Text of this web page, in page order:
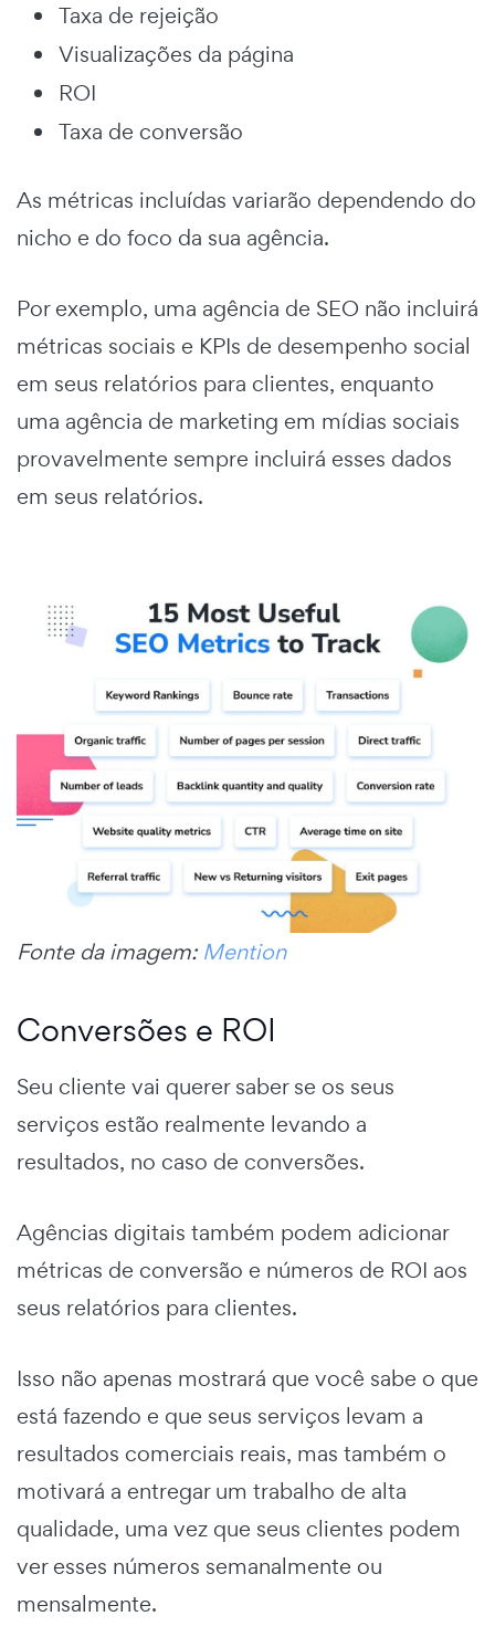
Taxa de rejeição
Visualizações da página
ROI
Taxa de conversão
As métricas incluídas variarão dependendo do
nicho e do foco da sua agência.
Por exemplo, uma agência de SEO não incluirá
métricas sociais e KPIs de desempenho social
em seus relatórios para clientes, enquanto
uma agência de marketing em mídias sociais
provavelmente sempre incluirá esses dados
em seus relatórios.
Fonte da imagem: Mention
Conversões e ROI
Seu cliente vai querer saber se os seus
serviços estão realmente levando a
resultados, no caso de conversões.
Agências digitais também podem adicionar
métricas de conversão e números de ROI aos
seus relatórios para clientes.
Isso não apenas mostrará que você sabe o que
está fazendo e que seus serviços levam a
resultados comerciais reais, mas também o
motivará a entregar um trabalho de alta
qualidade, uma vez que seus clientes podem
ver esses números semanalmente ou
mensalmente.